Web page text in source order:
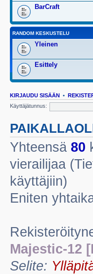
BarCraft
RANDOM KESKUSTELU
Yleinen
Esittely
KIRJAUDU SISÄÄN •
Käyttäjätunnus:
Yhteensä 80
vierailijaa
käyttäjiin)
Eniten
Majestic-12
Selite: